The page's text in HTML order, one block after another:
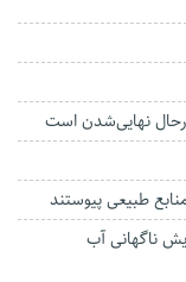
نهایی‌شدن است
ناگهانی آب